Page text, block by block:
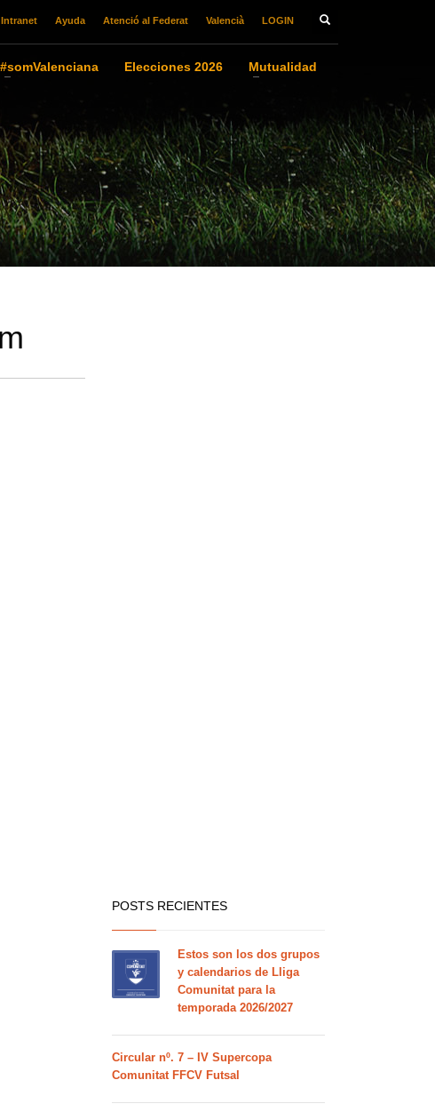
Intranet Ayuda Atenció al Federat Valencià LOGIN
#somValenciana Elecciones 2026
Mutualidad
POSTS RECIENTES
Estos son los dos grupos
y calendarios de Lliga
Comunitat para la
temporada 2026/2027
Circular nº. 7 – IV Supercopa
Comunitat FFCV Futsal